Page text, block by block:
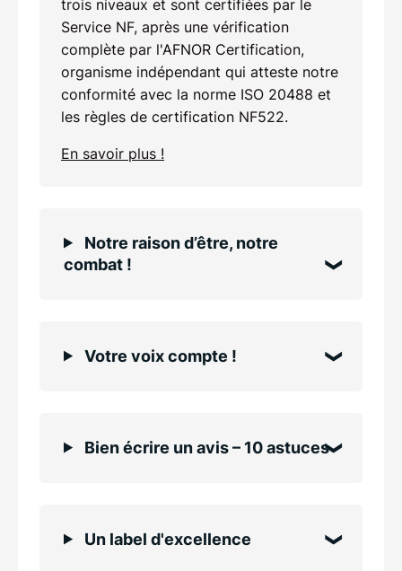
trois niveaux et sont certifiées par le
Service NF, après une vérification
complète par l'AFNOR Certification,
organisme indépendant qui atteste notre
conformité avec la norme ISO 20488 et
les règles de certification NF522.
En savoir plus !
Notre raison d’être, notre
combat !
Votre voix compte !
Bien écrire un avis – 10 astuces
Un label d'excellence